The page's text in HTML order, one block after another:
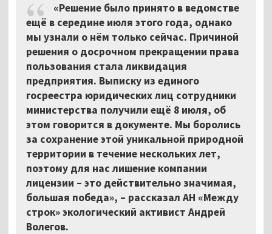
«Решение было принято в ведомстве
ещё в середине июля этого года, однако
мы узнали о нём только сейчас. Причиной
решения о досрочном прекращении права
пользования стала ликвидация
предприятия. Выписку из единого
госреестра юридических лиц сотрудники
министерства получили ещё 8 июля, об
этом говорится в документе. Мы боролись
за сохранение этой уникальной природной
территории в течение нескольких лет,
поэтому для нас лишение компании
лицензии – это действительно значимая,
большая победа», – рассказал АН «Между
строк» экологический активист Андрей
Волегов.